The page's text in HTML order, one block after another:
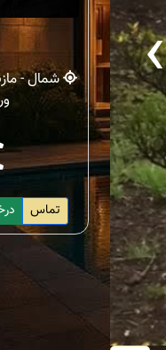
‹
شمال -
تماس